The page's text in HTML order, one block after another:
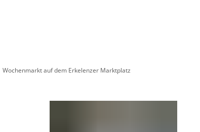
Wochenmarkt auf dem Erkelenzer Marktplatz